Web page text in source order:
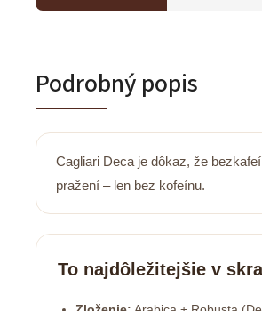
Podrobný popis
Cagliari Deca je dôkaz, že
pražení – len bez kofeínu.
To najdôležitejšie v